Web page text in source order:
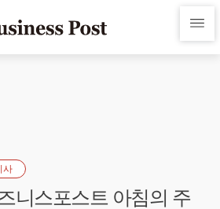
사
니스포스트 아침의 주